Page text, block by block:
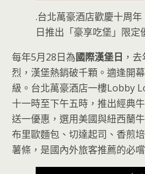
.台北萬豪酒店歡慶十周
日推出「豪享吃堡」限定
每年5月28日為國際漢堡日 ，
烈，漢堡熱銷破千顆。適逢開
級。台北萬豪酒店一樓Lobby
十一時至下午五時，推出經典
送一優惠，選用美國與紐西蘭
布里歐麵包、切達起司、香煎
薯條，是國內外旅客推薦的必